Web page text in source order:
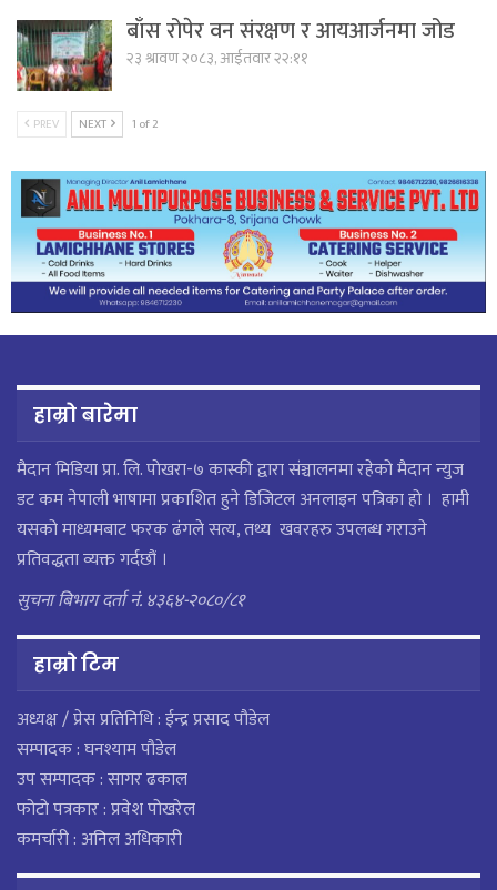
बाँस रोपेर वन संरक्षण र आयआर्जनमा जोड
२३ श्रावण २०८३, आईतवार २२:११
PREV NEXT 1 of 2
हाम्रो बारेमा
मैदान मिडिया प्रा. लि. पाेखरा-७ कास्की द्वारा संञ्चालनमा रहेको मैदान न्युज
डट कम नेपाली भाषामा प्रकाशित हुने डिजिटल अनलाइन पत्रिका हो । हामी
यसको माध्यमबाट फरक ढंगले सत्य, तथ्य खवरहरु उपलब्ध गराउने
प्रतिवद्धता व्यक्त गर्दछौं ।
सुचना बिभाग दर्ता नं. ४३६४-२०८०/८१
हाम्राे टिम
अध्यक्ष / प्रेस प्रतिनिधि : ईन्द्र प्रसाद पौडेल
सम्पादक : घनश्याम पौडेल
उप सम्पादक : सागर ढकाल
फोटो पत्रकार : प्रवेश पोखरेल
कमर्चारी : अनिल अधिकारी